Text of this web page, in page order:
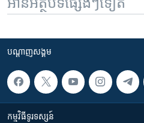
បណ្តាញ​សង្គម
កម្មវិធី​ទូរទស្សន៍